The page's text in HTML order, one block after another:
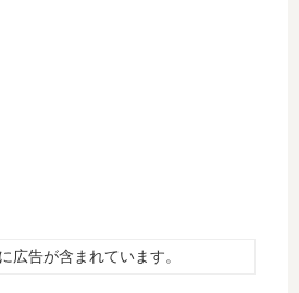
広告が含まれています。